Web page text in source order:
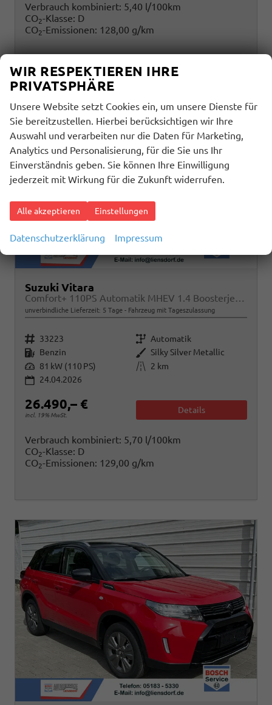
Verbrauch kombiniert: 5,40 l/100km
CO2-Klasse: D
CO2-Emissionen: 128,00 g/km
Suzuki Vitara
Comfort+ 110PS Automatik MHEV 1.4 Boosterjet Teilleder Navi Klimaautomatik Sitzheizung ACC PDC v+h Rückf.Kamera Suzuki-Radio Apple CarPlay Android Auto Touchscreen 2xKeyless 17-LM
unverbindliche Lieferzeit: 5 Tage Fahrzeug mit Tageszulassung
Fahrzeugnr. 33223 Getriebe Automatik
Kraftstoff Benzin Außenfarbe Silky Silver Metallic
Leistung 81 kW (110 PS) Kilometerstand
2 km
24.04.2026
26.490,– €
incl. 19% MwSt.
Details
Verbrauch kombiniert: 5,70 l/100km
CO2-Klasse: D
CO2-Emissionen: 129,00 g/km
WIR RESPEKTIEREN IHRE
PRIVATSPHÄRE
Unsere Website setzt Cookies ein, um unsere Dienste für
Sie bereitzustellen. Hierbei berücksichtigen wir Ihre
Auswahl und verarbeiten nur die Daten für Marketing,
Analytics und Personalisierung, für die Sie uns Ihr
Einverständnis geben. Sie können Ihre Einwilligung
jederzeit mit Wirkung für die Zukunft widerrufen.
Alle akzeptieren Einstellungen
Datenschutzerklärung Impressum